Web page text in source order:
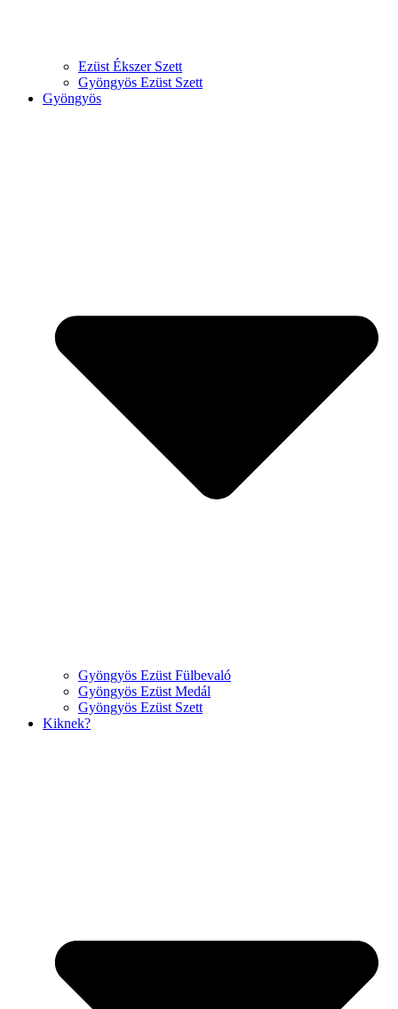
Ezüst Ékszer Szett
Gyöngyös Ezüst Szett
Gyöngyös
Gyöngyös Ezüst Fülbevaló
Gyöngyös Ezüst Medál
Gyöngyös Ezüst Szett
Kiknek?